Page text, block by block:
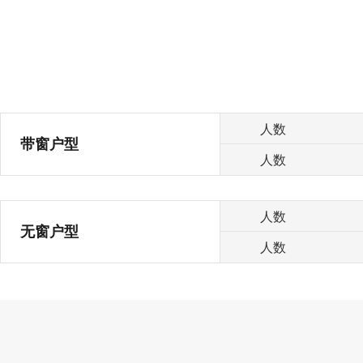
带窗户型
人数
人数
无窗户型
人数
人数